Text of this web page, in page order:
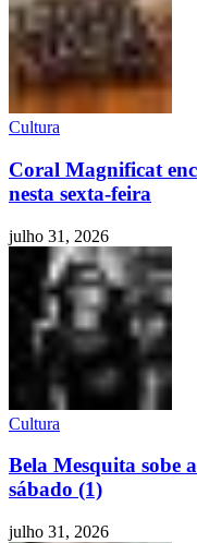
Cultura
Coral Magnificat
nesta sexta-feira
julho 31, 2026
Cultura
Bela Mesquita sobe
sábado (1)
julho 31, 2026